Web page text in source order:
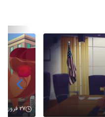
27 فروردین 1404